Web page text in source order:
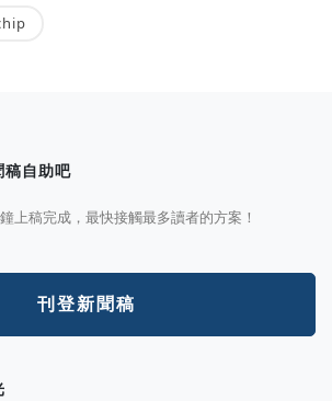
稿自助吧
上稿完成，最快接觸最多讀者的方案！
刊登新聞稿